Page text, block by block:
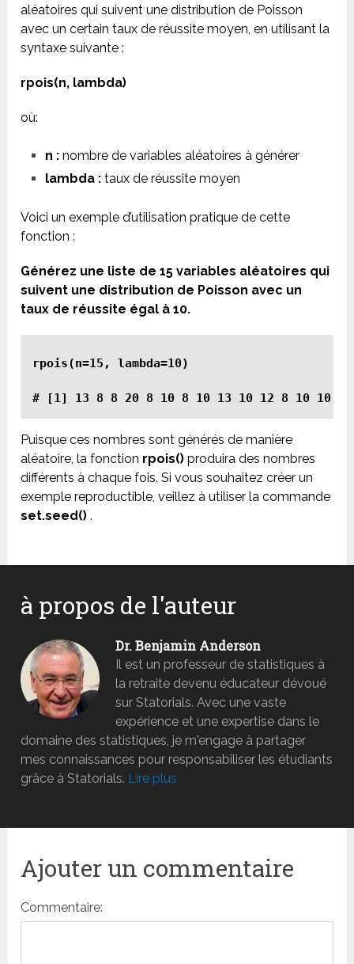
aléatoires qui suivent une distribution de Poisson
avec un certain taux de réussite moyen, en utilisant la
syntaxe suivante :
rpois(n, lambda)
où:
n :nombre de variables aléatoires à générer
lambda :taux de réussite moyen
Voici un exemple d’utilisation pratique de cette
fonction :
Générez une liste de 15 variables aléatoires qui
suivent une distribution de Poisson avec un
taux de réussite égal à 10.
rpois(n=15, lambda=10)
Puisque ces nombres sont générés de manière
aléatoire, la fonction rpois() produira des nombres
différents à chaque fois. Si vous souhaitez créer un
exemple reproductible, veillez à utiliser la commande
set.seed() .
à propos de l'auteur
Dr. Benjamin Anderson
Il est un professeur de statistiques à
la retraite devenu éducateur dévoué
sur Statorials. Avec une vaste
expérience et une expertise dans le
domaine des statistiques, je m'engage à partager
mes connaissances pour responsabiliser les étudiants
grâce à Statorials. Lire plus
Ajouter un commentaire
Commentaire: